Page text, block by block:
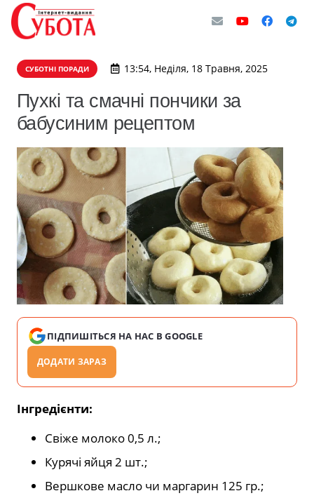
СУБОТНІ ПОРАДИ 13:54, Неділя, 18 Травня, 2025
Пухкі та смачні пончики за
бабусиним рецептом
ПІДПИШІТЬСЯ НА НАС В GOOGLE
ДОДАТИ ЗАРАЗ
Інгредієнти:
Свіже молоко 0,5 л.;
Курячі яйця 2 шт.;
Вершкове масло чи маргарин 125 гр.;